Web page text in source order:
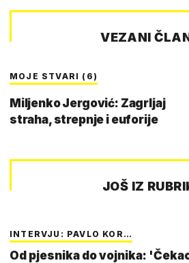
VEZANI
MOJE STVARI (6)
Miljenko Jergović: Zagrljaj
straha, strepnje i euforije
JOŠ IZ
INTERVJU: PAVLO KOR…
Od pjesnika do vojnika: